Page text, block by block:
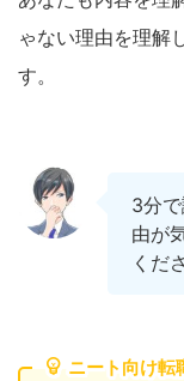
ゃない理由を理解
す。
3分
由が
くだ
ニート向け転